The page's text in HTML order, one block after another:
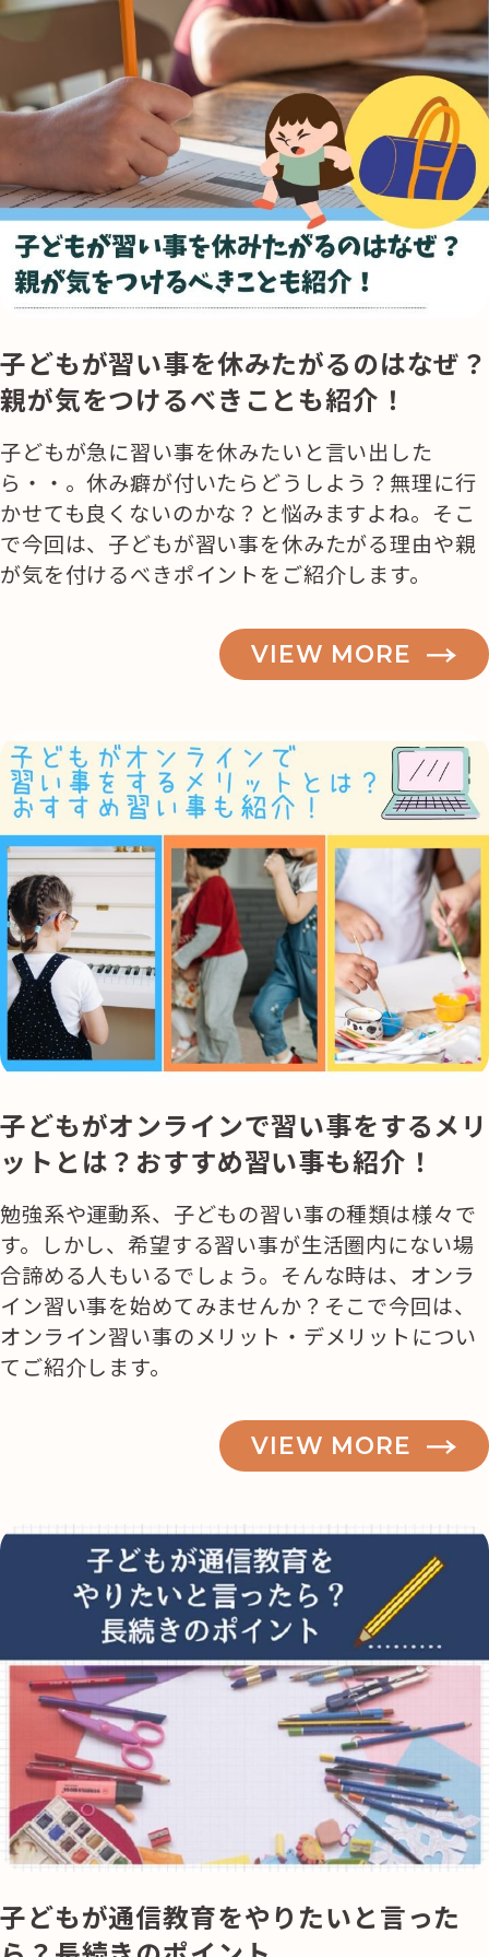
記事検索
子どもが習い事を休みたがるのはなぜ？
親が気をつけるべきことも紹介！
子どもが急に習い事を休みたいと言い出した
ら・・。休み癖が付いたらどうしよう？無理に行
かせても良くないのかな？と悩みますよね。そこ
で今回は、子どもが習い事を休みたがる理由や親
が気を付けるべきポイントをご紹介します。
VIEW MORE
子どもがオンラインで習い事をするメリ
ットとは？おすすめ習い事も紹介！
勉強系や運動系、子どもの習い事の種類は様々で
す。しかし、希望する習い事が生活圏内にない場
合諦める人もいるでしょう。そんな時は、オンラ
イン習い事を始めてみませんか？そこで今回は、
オンライン習い事のメリット・デメリットについ
てご紹介します。
VIEW MORE
子どもが通信教育をやりたいと言った